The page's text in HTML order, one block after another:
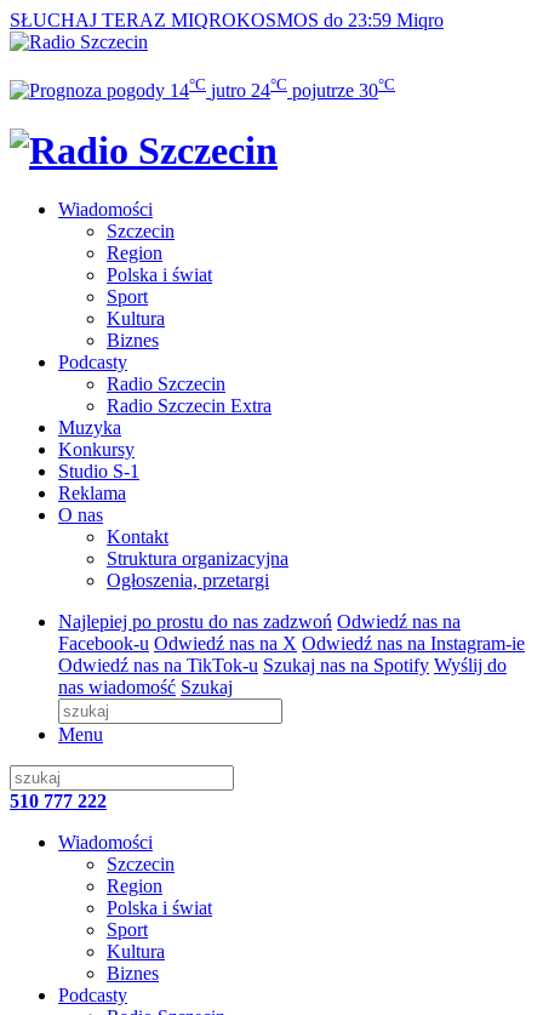
SŁUCHAJ TERAZ MIQROKOSMOS do 23:59 Miqro
14°C jutro 24°C pojutrze 30°C
Wiadomości
Szczecin
Region
Polska i świat
Sport
Kultura
Biznes
Podcasty
Radio Szczecin
Radio Szczecin Extra
Muzyka
Konkursy
Studio S-1
Reklama
O nas
Kontakt
Struktura organizacyjna
Ogłoszenia, przetargi
Najlepiej po prostu do nas zadzwoń Odwiedź nas na
Facebook-u Odwiedź nas na X Odwiedź nas na Instagram-ie
Odwiedź nas na TikTok-u Szukaj nas na Spotify Wyślij do
nas wiadomość Szukaj
Menu
510 777 222
Wiadomości
Szczecin
Region
Polska i świat
Sport
Kultura
Biznes
Podcasty